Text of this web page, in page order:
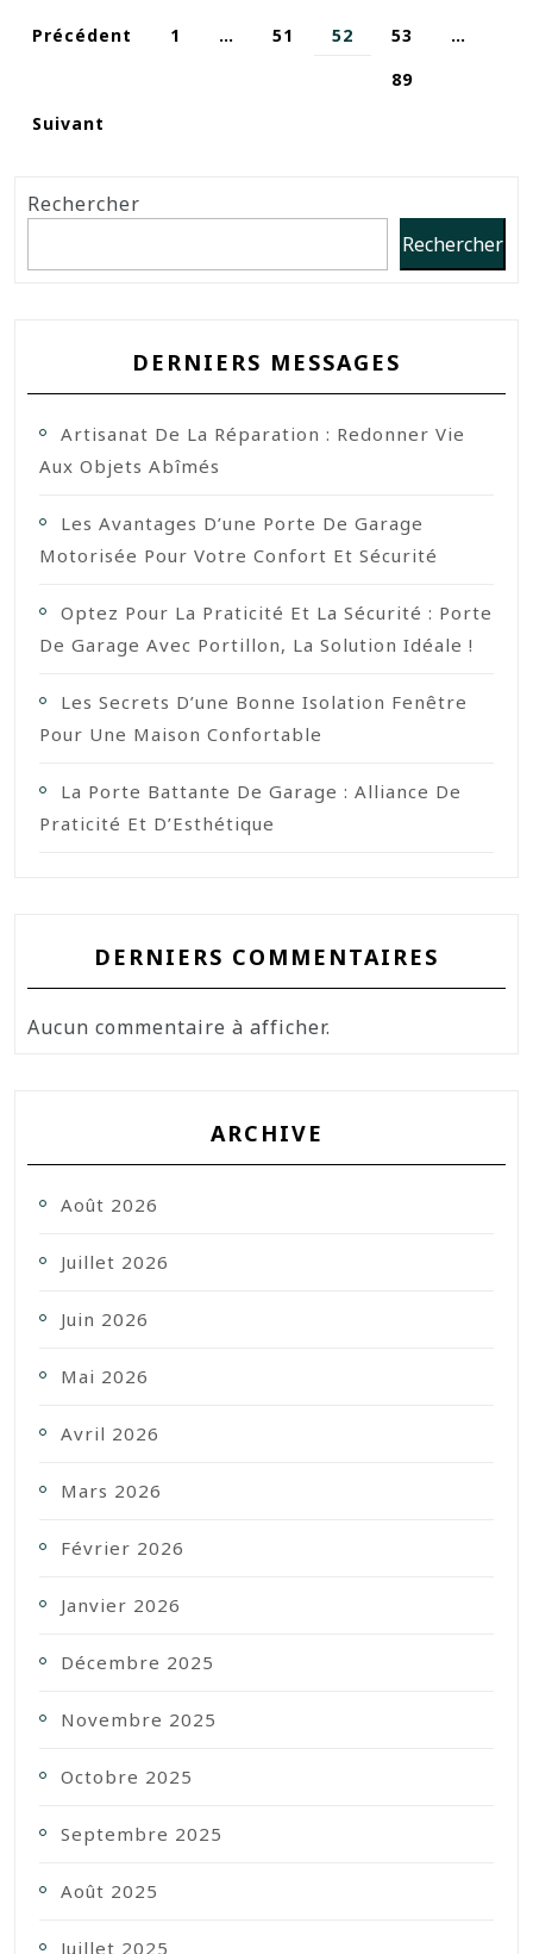
Précédent 1 … 51 52 53
…
89
Suivant
Rechercher
Rechercher
DERNIERS MESSAGES
Artisanat De La Réparation : Redonner Vie
Aux Objets Abîmés
Les Avantages D’une Porte De Garage
Motorisée Pour Votre Confort Et Sécurité
Optez Pour La Praticité Et La Sécurité : Porte
De Garage Avec Portillon, La Solution Idéale !
Les Secrets D’une Bonne Isolation Fenêtre
Pour Une Maison Confortable
La Porte Battante De Garage : Alliance De
Praticité Et D’Esthétique
DERNIERS COMMENTAIRES
Aucun commentaire à afficher.
ARCHIVE
Août 2026
Juillet 2026
Juin 2026
Mai 2026
Avril 2026
Mars 2026
Février 2026
Janvier 2026
Décembre 2025
Novembre 2025
Octobre 2025
Septembre 2025
Août 2025
Juillet 2025